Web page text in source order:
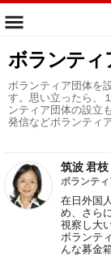
ボランティ
ボランティア団体を
す。思い立ったら、
ンティア団体の設立
発信などボランティ
筑波 君枝
ボランテ
在日外国
め、さら
視察し大
ボランテ
んな募金